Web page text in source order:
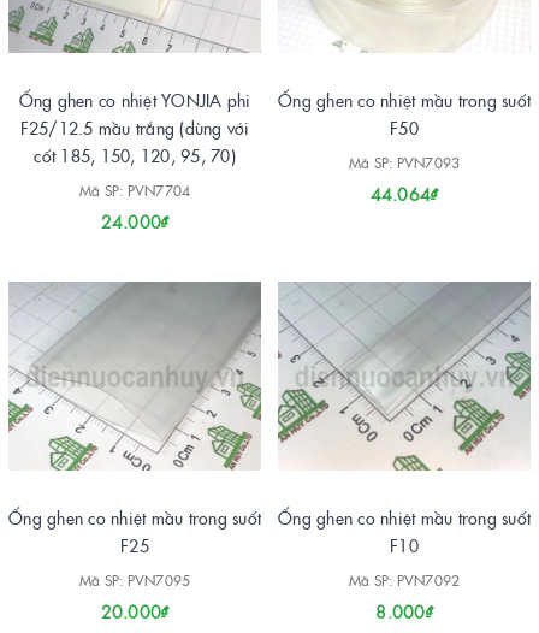
Ống ghen co nhiệt YONJIA phi
F25/12.5 mầu trắng (dùng với
cốt 185, 150, 120, 95, 70)
Mã SP: PVN7704
24.000₫
Ống ghen co nhiệt mầu trong suốt
F50
Mã SP: PVN7093
44.064₫
Ống ghen co nhiệt mầu trong suốt
F25
Mã SP: PVN7095
20.000₫
Ống ghen co nhiệt mầu trong suốt
F10
Mã SP: PVN7092
8.000₫